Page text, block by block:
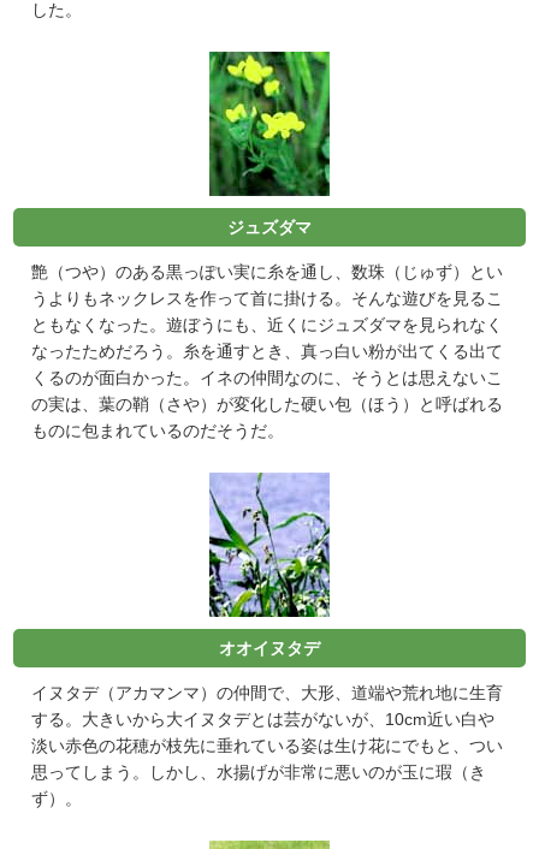
した。
ジュズダマ
艶（つや）のある黒っぽい実に糸を通し、数珠（じゅず）とい
うよりもネックレスを作って首に掛ける。そんな遊びを見るこ
ともなくなった。遊ぼうにも、近くにジュズダマを見られなく
なったためだろう。糸を通すとき、真っ白い粉が出てくる出て
くるのが面白かった。イネの仲間なのに、そうとは思えないこ
の実は、葉の鞘（さや）が変化した硬い包（ほう）と呼ばれる
ものに包まれているのだそうだ。
オオイヌタデ
イヌタデ（アカマンマ）の仲間で、大形、道端や荒れ地に生育
する。大きいから大イヌタデとは芸がないが、10cm近い白や
淡い赤色の花穂が枝先に垂れている姿は生け花にでもと、つい
思ってしまう。しかし、水揚げが非常に悪いのが玉に瑕（き
ず）。